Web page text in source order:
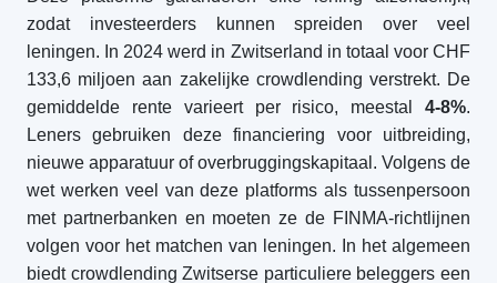
zodat investeerders kunnen spreiden over veel
leningen. In 2024 werd in Zwitserland in totaal voor CHF
133,6 miljoen aan zakelijke crowdlending verstrekt. De
gemiddelde rente varieert per risico, meestal 4-8%.
Leners gebruiken deze financiering voor uitbreiding,
nieuwe apparatuur of overbruggingskapitaal. Volgens de
wet werken veel van deze platforms als tussenpersoon
met partnerbanken en moeten ze de FINMA-richtlijnen
volgen voor het matchen van leningen. In het algemeen
biedt crowdlending Zwitserse particuliere beleggers een